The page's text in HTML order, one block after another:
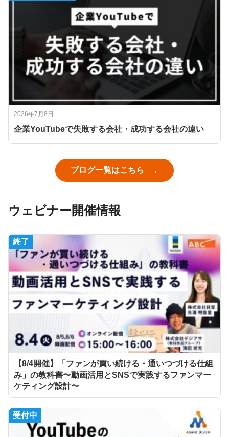
2026年7月8日
企業YouTubeで失敗する会社・成功する会社の違い
ブログ一覧はこちら
ウェビナー開催情報
終了
【8/4開催】「ファンが買い続ける・通いつづける仕組
み」の教科書〜動画活用とSNSで実践するファンマー
ケティング設計〜
受付中